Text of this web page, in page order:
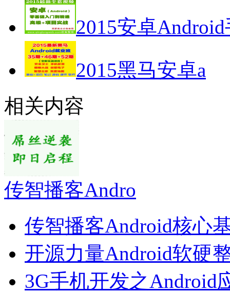
2015安卓Android
2015黑马安卓a
相关内容
传智播客Andro
传智播客Android核心
开源力量Android软硬
3G手机开发之Android